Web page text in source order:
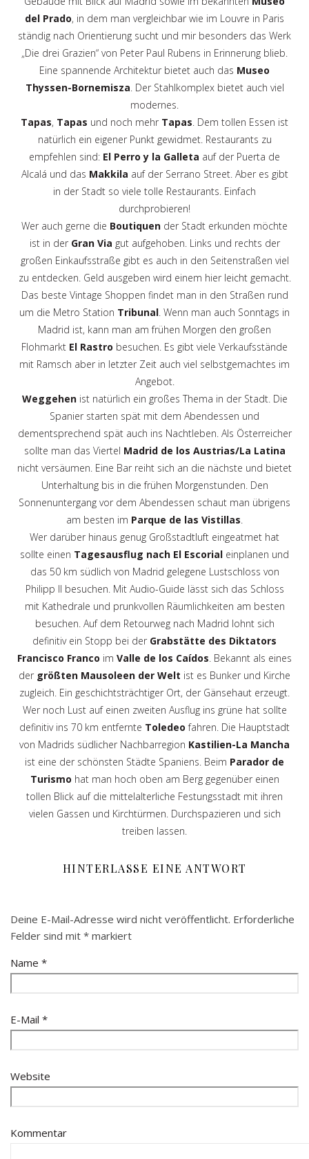
del Prado, in dem man vergleichbar wie im Louvre in Paris
ständig nach Orientierung sucht und mir besonders das Werk
„Die drei Grazien“ von Peter Paul Rubens in Erinnerung blieb.
Eine spannende Architektur bietet auch das Museo
Thyssen-Bornemisza. Der Stahlkomplex bietet auch viel
modernes.
Tapas, Tapas und noch mehr Tapas. Dem tollen Essen ist
natürlich ein eigener Punkt gewidmet. Restaurants zu
empfehlen sind: El Perro y la Galleta auf der Puerta de
Alcalá und das Makkila auf der Serrano Street. Aber es gibt
in der Stadt so viele tolle Restaurants. Einfach
durchprobieren!
Wer auch gerne die Boutiquen der Stadt erkunden möchte
ist in der Gran Via gut aufgehoben. Links und rechts der
großen Einkaufsstraße gibt es auch in den Seitenstraßen viel
zu entdecken. Geld ausgeben wird einem hier leicht gemacht.
Das beste Vintage Shoppen findet man in den Straßen rund
um die Metro Station Tribunal. Wenn man auch Sonntags in
Madrid ist, kann man am frühen Morgen den großen
Flohmarkt El Rastro besuchen. Es gibt viele Verkaufsstände
mit Ramsch aber in letzter Zeit auch viel selbstgemachtes im
Angebot.
Weggehenist natürlich ein großes Thema in der Stadt. Die
Spanier starten spät mit dem Abendessen und
dementsprechend spät auch ins Nachtleben. Als Österreicher
sollte man das Viertel Madrid de los Austrias/La Latina
nicht versäumen. Eine Bar reiht sich an die nächste und bietet
Unterhaltung bis in die frühen Morgenstunden. Den
Sonnenuntergang vor dem Abendessen schaut man übrigens
am besten im Parque de las Vistillas.
Wer darüber hinaus genug Großstadtluft eingeatmet hat
sollte einen Tagesausflug nach El Escorial einplanen und
das 50 km südlich von Madrid gelegene Lustschloss von
Philipp II besuchen. Mit Audio-Guide lässt sich das Schloss
mit Kathedrale und prunkvollen Räumlichkeiten am besten
besuchen. Auf dem Retourweg nach Madrid lohnt sich
definitiv ein Stopp bei der Grabstätte des Diktators
Francisco Franco im Valle de los Caídos. Bekannt als eines
der größten Mausoleen der Welt ist es Bunker und Kirche
zugleich. Ein geschichtsträchtiger Ort, der Gänsehaut erzeugt.
Wer noch Lust auf einen zweiten Ausflug ins grüne hat sollte
definitiv ins 70 km entfernte Toledeo fahren. Die Hauptstadt
von Madrids südlicher Nachbarregion Kastilien-La Mancha
ist eine der schönsten Städte Spaniens. Beim Parador de
Turismo hat man hoch oben am Berg gegenüber einen
tollen Blick auf die mittelalterliche Festungsstadt mit ihren
vielen Gassen und Kirchtürmen. Durchspazieren und sich
treiben lassen.
HINTERLASSE EINE ANTWORT
Deine E-Mail-Adresse wird nicht veröffentlicht. Erforderliche
Felder sind mit * markiert
Name *
E-Mail *
Website
Kommentar